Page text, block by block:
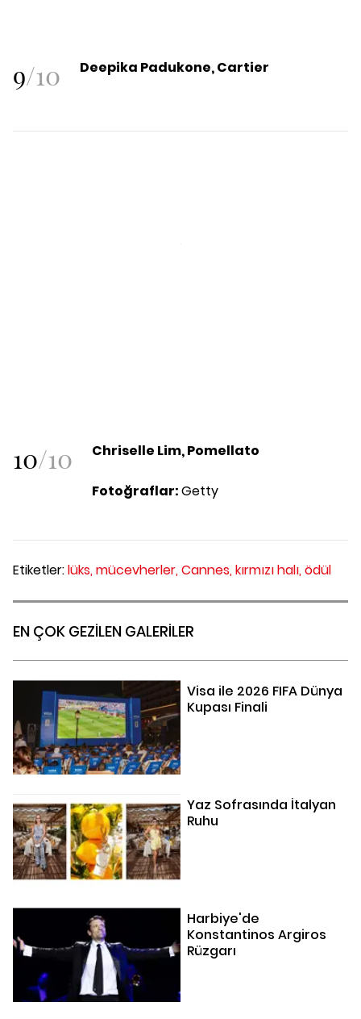
9/10 Deepika Padukone, Cartier
10/10 Chriselle Lim, Pomellato
Fotoğraflar:Getty
Etiketler:lüks,mücevherler,Cannes,kırmızı halı,ödül
EN ÇOK GEZİLEN GALERİLER
Visa ile 2026 FIFA Dünya
Kupası Finali
Yaz Sofrasında İtalyan
Ruhu
Harbiye'de
Konstantinos Argiros
Rüzgarı